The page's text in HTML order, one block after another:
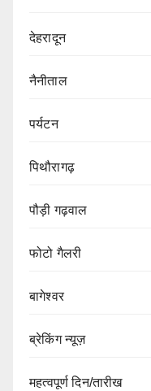
देहरादून
नैनीताल
पर्यटन
पिथौरागढ़
पौड़ी गढ़वाल
फोटो गैलरी
बागेश्वर
ब्रेकिंग न्यूज़
महत्वपूर्ण दिन/तारीख